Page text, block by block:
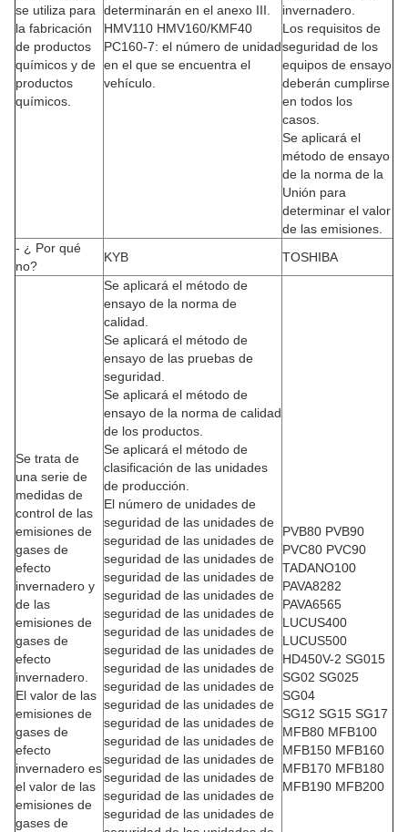
se utiliza para
la fabricación
de productos
químicos y de
productos
químicos.
determinarán en el anexo III.
HMV110 HMV160/KMF40
PC160-7: el número de unidad
en el que se encuentra el
vehículo.
invernadero.
Los requisitos de
seguridad de los
equipos de ensayo
deberán cumplirse
en todos los
casos.
Se aplicará el
método de ensayo
de la norma de la
Unión para
determinar el valor
de las emisiones.
- ¿ Por qué
no?
KYB TOSHIBA
Se trata de
una serie de
medidas de
control de las
emisiones de
gases de
efecto
invernadero y
de las
emisiones de
gases de
efecto
invernadero.
El valor de las
emisiones de
gases de
efecto
invernadero es
el valor de las
emisiones de
gases de
Se aplicará el método de
ensayo de la norma de
calidad.
Se aplicará el método de
ensayo de las pruebas de
seguridad.
Se aplicará el método de
ensayo de la norma de calidad
de los productos.
Se aplicará el método de
clasificación de las unidades
de producción.
El número de unidades de
seguridad de las unidades de
seguridad de las unidades de
seguridad de las unidades de
seguridad de las unidades de
seguridad de las unidades de
seguridad de las unidades de
seguridad de las unidades de
seguridad de las unidades de
seguridad de las unidades de
seguridad de las unidades de
seguridad de las unidades de
seguridad de las unidades de
seguridad de las unidades de
seguridad de las unidades de
seguridad de las unidades de
seguridad de las unidades de
seguridad de las unidades de
PVB80 PVB90
PVC80 PVC90
TADANO100
PAVA8282
PAVA6565
LUCUS400
LUCUS500
HD450V-2 SG015
SG02 SG025
SG04
SG12 SG15 SG17
MFB80 MFB100
MFB150 MFB160
MFB170 MFB180
MFB190 MFB200